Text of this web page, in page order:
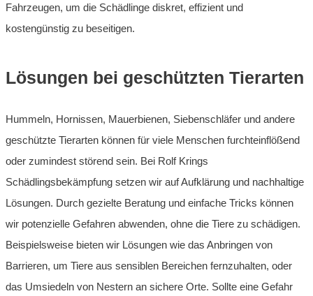
Fahrzeugen, um die Schädlinge diskret, effizient und
kostengünstig zu beseitigen.
Lösungen bei geschützten Tierarten
Hummeln, Hornissen, Mauerbienen, Siebenschläfer und andere
geschützte Tierarten können für viele Menschen furchteinflößend
oder zumindest störend sein. Bei Rolf Krings
Schädlingsbekämpfung setzen wir auf Aufklärung und nachhaltige
Lösungen. Durch gezielte Beratung und einfache Tricks können
wir potenzielle Gefahren abwenden, ohne die Tiere zu schädigen.
Beispielsweise bieten wir Lösungen wie das Anbringen von
Barrieren, um Tiere aus sensiblen Bereichen fernzuhalten, oder
das Umsiedeln von Nestern an sichere Orte. Sollte eine Gefahr